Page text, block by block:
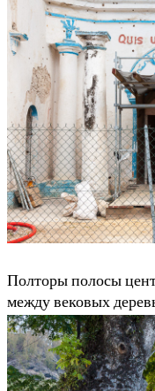
Полторы полосы
между вековых